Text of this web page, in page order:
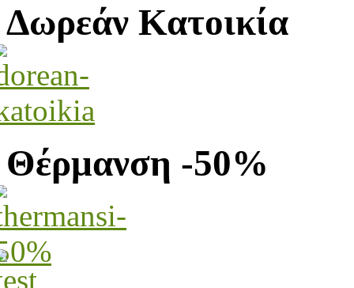
Δωρεάν Κατοικία
Θέρμανση -50%